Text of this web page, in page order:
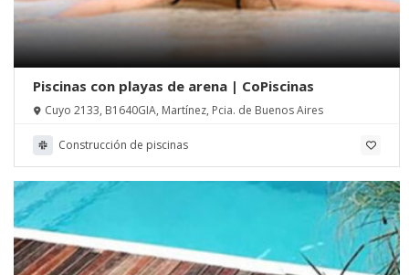
Piscinas con playas de arena | CoPiscinas
Cuyo 2133, B1640GIA, Martínez, Pcia. de Buenos Aires
Construcción de piscinas